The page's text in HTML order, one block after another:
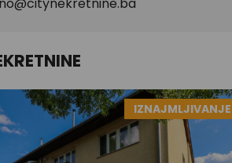
IZNAJMLJIVANJE